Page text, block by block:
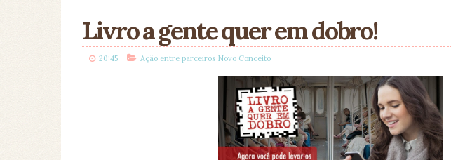
Livro a gente quer em dobro!
20:45 Ação entre parceiros Novo Conceito